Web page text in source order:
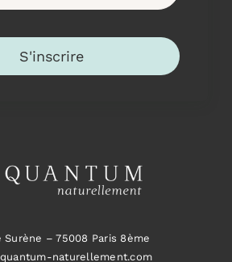
Surène –75008 Paris 8ème
naturellement.com
S'inscrire